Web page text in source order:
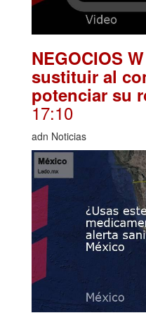
NEGOCIOS
sustituir al
potenciar su
17:10
adn Noticias